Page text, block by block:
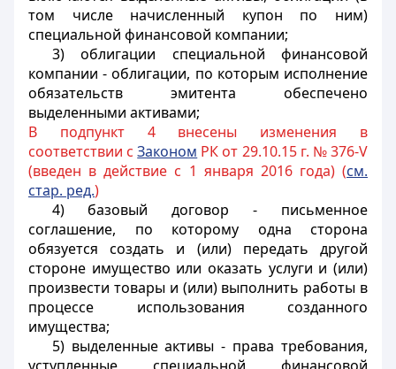
том числе начисленный купон по ним)
специальной финансовой компании;
3) облигации специальной финансовой
компании - облигации, по которым исполнение
обязательств эмитента обеспечено
выделенными активами;
В подпункт 4 внесены изменения в
соответствии сЗаконом РК от 29.10.15 г. № 376-V
(введен в действие с 1 января 2016 года) (см.
стар. ред.)
4) базовый договор - письменное
соглашение, по которому одна сторона
обязуется создать и (или) передать другой
стороне имущество или оказать услуги и (или)
произвести товары и (или) выполнить работы в
процессе использования созданного
имущества;
5) выделенные активы - права требования,